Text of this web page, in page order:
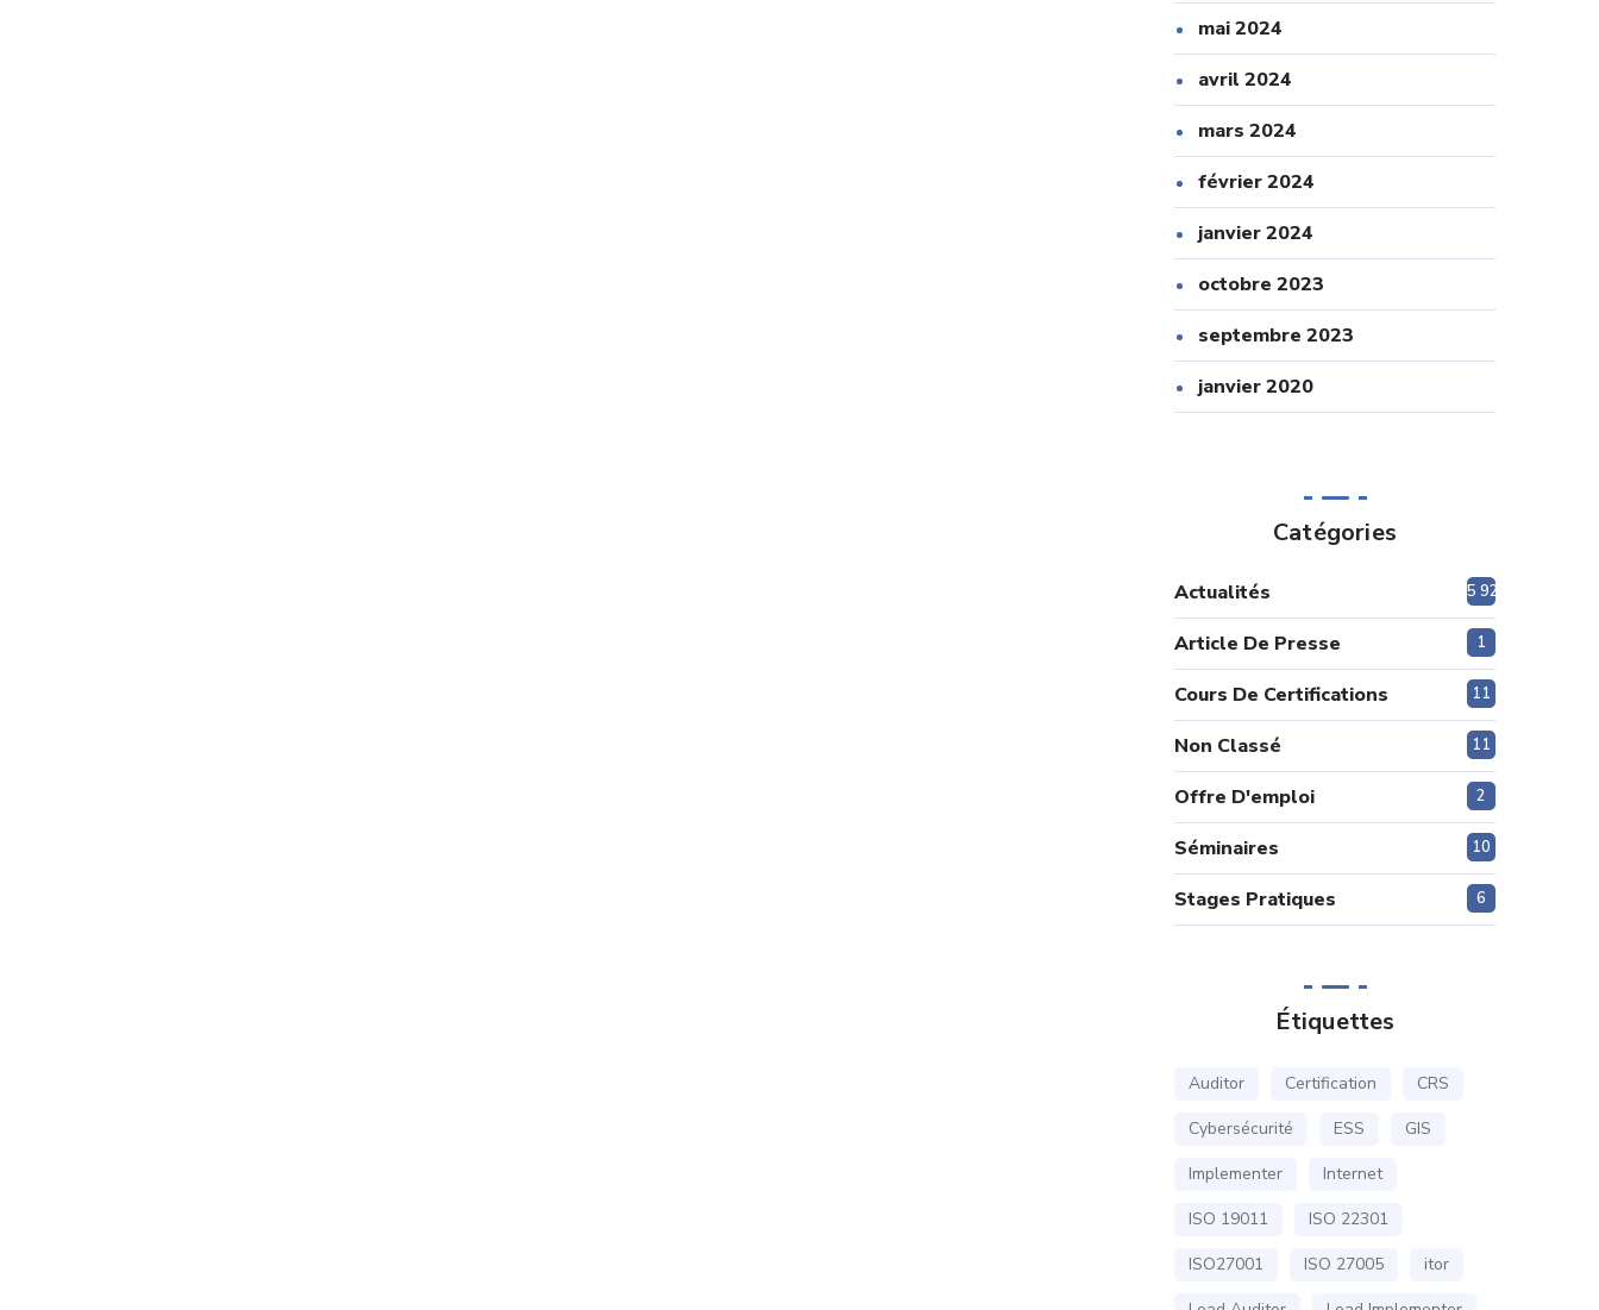
mai 2024
avril 2024
mars 2024
février 2024
janvier 2024
octobre 2023
septembre 2023
janvier 2020
Catégories
Actualités 5 920
Article De Presse 1
Cours De Certifications 11
Non Classé 11
Offre D'emploi 2
Séminaires 10
Stages Pratiques 6
Étiquettes
Auditor Certification
CRS
Cybersécurité
ESS
GIS
Implementer
Internet
ISO 19011
ISO 22301
ISO27001
ISO 27005
itor